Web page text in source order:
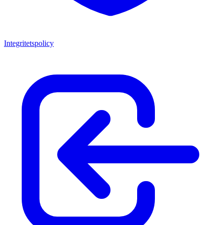
Integritetspolicy